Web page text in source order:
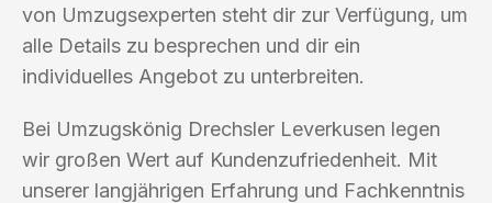
von Umzugsexperten steht dir zur Verfügung, um
alle Details zu besprechen und dir ein
individuelles Angebot zu unterbreiten.
Bei Umzugskönig Drechsler Leverkusen legen
wir großen Wert auf Kundenzufriedenheit. Mit
unserer langjährigen Erfahrung und Fachkenntnis